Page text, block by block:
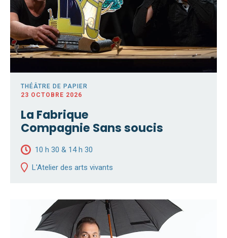
THÉÂTRE DE PAPIER
23 OCTOBRE 2026
La Fabrique
Compagnie Sans soucis
10 h 30 & 14 h 30
L'Atelier des arts vivants